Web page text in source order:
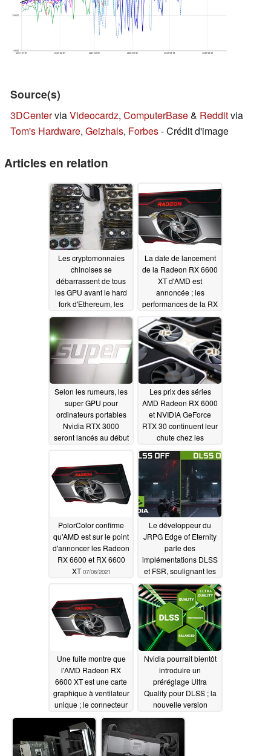
Source(s)
3DCenterviaVideocardz, ComputerBase& Redditvia
Tom's Hardware, Geizhals, Forbes- Crédit d'image
Articles en relation
Les cryptomonnaies
chinoises se
débarrassent de tous
les GPU avant le hard
fork d'Ethereum, les
cartes Nvidia RTX
3060 à partir de 270 $
07/10/2021
La date de lancement
de la Radeon RX 6600
XT d'AMD est
annoncée ; les
performances de la RX
5700 XT pour 399 $
US07/09/2021
Selon les rumeurs, les
super GPU pour
ordinateurs portables
Nvidia RTX 3000
seront lancés au début
Les prix des séries
AMD Radeon RX 6000
et NVIDIA GeForce
RTX 30 continuent leur
chute chez les
détaillants et sur le
marché de l'occasion
07/06/2021
PolorColor confirme
qu'AMD est sur le point
d'annoncer les Radeon
RX 6600 et RX 6600
XT07/06/2021
Le développeur du
JRPG Edge of Eternity
parle des
implémentations DLSS
et FSR, soulignant les
forces et les faiblesses
des deux 07/05/2021
Une fuite montre que
l'AMD Radeon RX
6600 XT est une carte
graphique à ventilateur
unique ; le connecteur
d'alimentation à 8
broches est confirmé
07/02/2021
Nvidia pourrait bientôt
introduire un
préréglage Ultra
Quality pour DLSS ; la
nouvelle version
2.2.9.0 a été repérée
qualité d'image pire
que la 2.2.6.0